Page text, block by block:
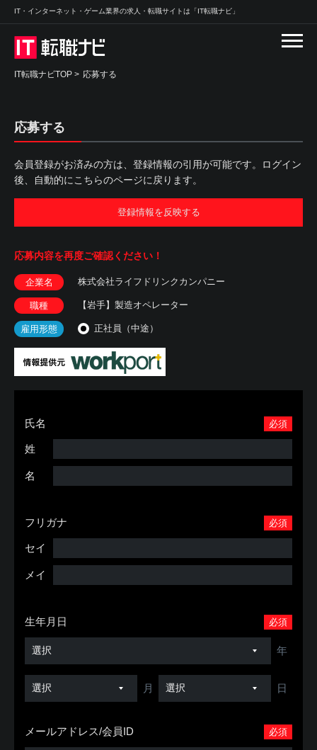
IT・インターネット・ゲーム業界の求人・転職サイトは「IT転職ナビ」
IT転職ナビTOP > 応募する
応募する
会員登録がお済みの方は、登録情報の引用が可能です。ログイン
後、自動的にこちらのページに戻ります。
登録情報を反映する
応募内容を再度ご確認ください！
企業名 株式会社ライフドリンクカンパニー
職種 【岩手】製造オペレーター
雇用形態 正社員（中途）
必須
氏名
姓
名
必須
フリガナ
セイ
メイ
必須
生年月日
年
月 日
必須
メールアドレス/会員ID